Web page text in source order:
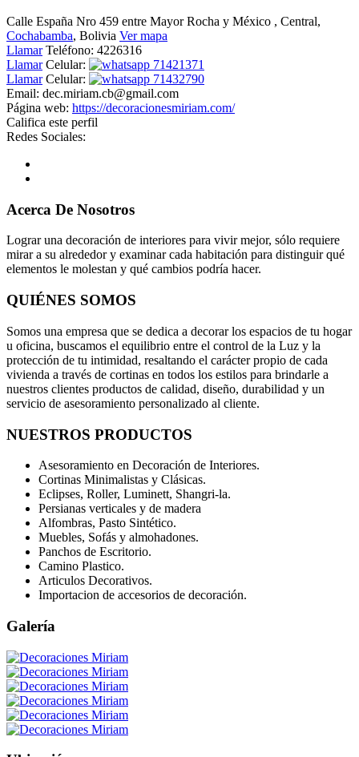
Calle España Nro 459 entre Mayor Rocha y México , Central,
Cochabamba, Bolivia Ver mapa
Llamar Teléfono: 4226316
Llamar Celular:
71421371
Llamar Celular:
71432790
Email: dec.miriam.cb@gmail.com
Página web: https://decoracionesmiriam.com/
Califica este perfil
Redes Sociales:
Acerca De Nosotros
Lograr una decoración de interiores para vivir mejor, sólo requiere
mirar a su alrededor y examinar cada habitación para distinguir qué
elementos le molestan y qué cambios podría hacer.
QUIÉNES SOMOS
Somos una empresa que se dedica a decorar los espacios de tu hogar
u oficina, buscamos el equilibrio entre el control de la Luz y la
protección de tu intimidad, resaltando el carácter propio de cada
vivienda a través de cortinas en todos los estilos para brindarle a
nuestros clientes productos de calidad, diseño, durabilidad y un
servicio de asesoramiento personalizado al cliente.
NUESTROS PRODUCTOS
Asesoramiento en Decoración de Interiores.
Cortinas Minimalistas y Clásicas.
Eclipses, Roller, Luminett, Shangri-la.
Persianas verticales y de madera
Alfombras, Pasto Sintético.
Muebles, Sofás y almohadones.
Panchos de Escritorio.
Camino Plastico.
Articulos Decorativos.
Importacion de accesorios de decoración.
Galería